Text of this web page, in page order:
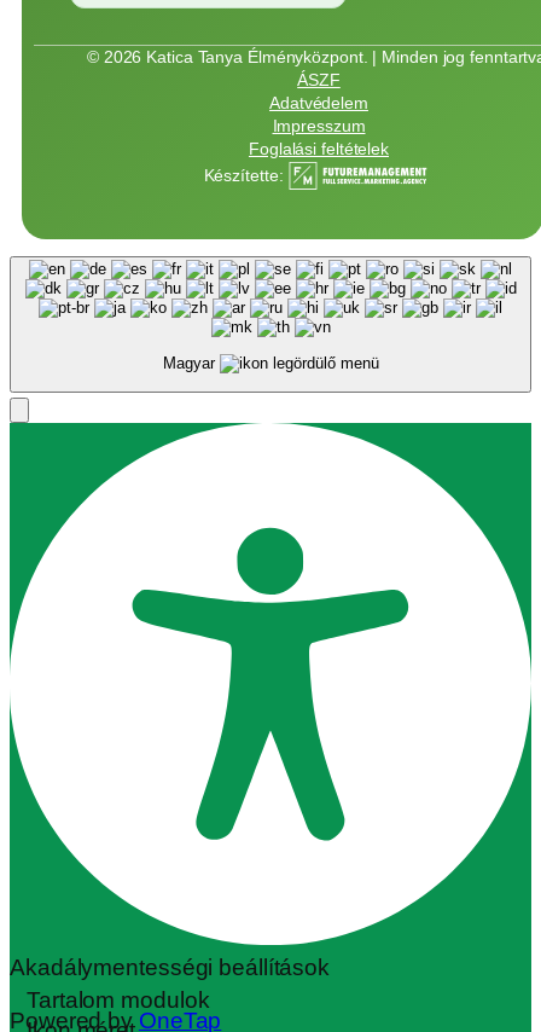
© 2026 Katica Tanya Élményközpont. | Minden jog
ÁSZF
Adatvédelem
Impresszum
Foglalási feltételek
Készítette:
Magyar
Akadálymentességi beállítások
Powered byOneTap
Tartalom modulok